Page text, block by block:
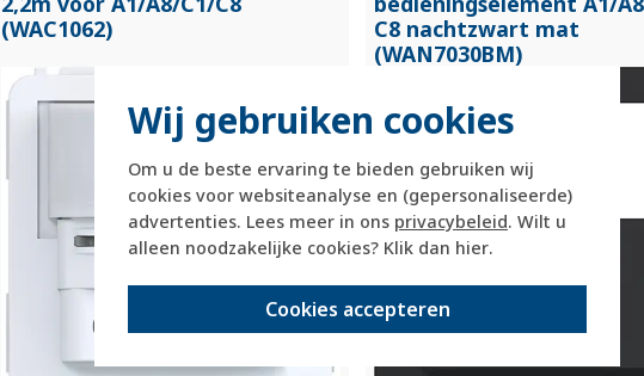
Wij gebruiken cookies
Om u de beste ervaring te bieden gebruiken wij
cookies voor websiteanalyse en (gepersonaliseerde)
advertenties. Lees meer in ons privacybeleid. Wilt u
alleen noodzakelijke cookies? Klik dan hier.
Cookies accepteren
(WAC1062)
C8 nachtzwart mat
(WAN7030BM)